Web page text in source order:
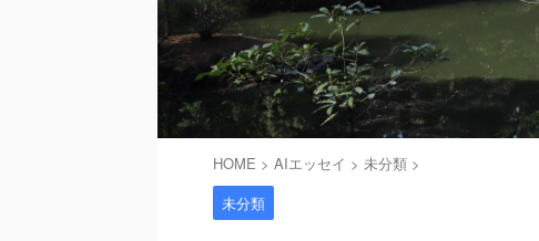
HOME > AIエッセイ > 未分類 >
未分類